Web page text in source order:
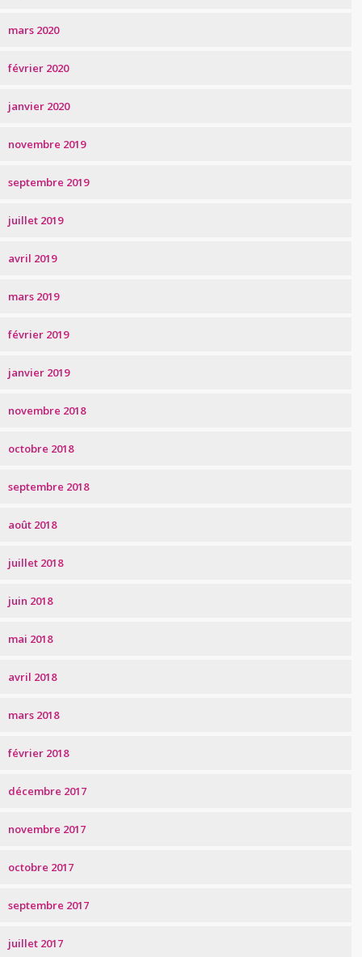
mars 2020
février 2020
janvier 2020
novembre 2019
septembre 2019
juillet 2019
avril 2019
mars 2019
février 2019
janvier 2019
novembre 2018
octobre 2018
septembre 2018
août 2018
juillet 2018
juin 2018
mai 2018
avril 2018
mars 2018
février 2018
décembre 2017
novembre 2017
octobre 2017
septembre 2017
juillet 2017